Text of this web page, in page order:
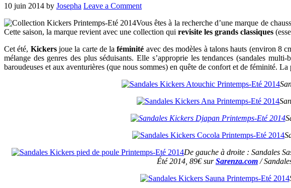
10 juin 2014 by Josepha Leave a Comment
Vous êtes à la recherche d’une marque de
Cette saison, la marque revient avec une collection qui revisite les grands classiques
Cet été, Kickersjoue la carte de laféminité avec des modèles à talons hauts (environ 8
mélange des genres des plus séduisants. Elle s’approprie les tendances (sandales
baroudeuses et aux aventurières (que nous sommes) en quête de confort et de féminité.
De gauche à droite : Sandales
Été 2014, 89€ surSarenza.com /